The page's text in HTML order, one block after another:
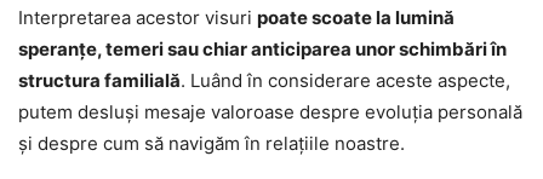
Interpretarea acestor visuri poate scoate la lumină
speranțe, temeri sau chiar anticiparea unor schimbări în
structura familială. Luând în considerare aceste aspecte,
putem desluși mesaje valoroase despre evoluția personală
și despre cum să navigăm în relațiile noastre.